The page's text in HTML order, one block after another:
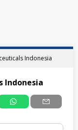
Indonesia
Indonesia